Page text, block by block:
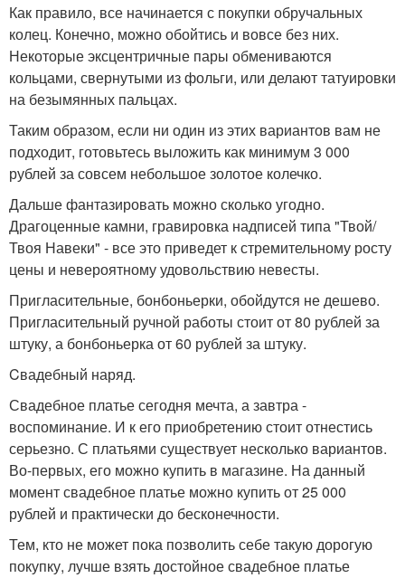
Как правило, все начинается с покупки обручальных
колец. Конечно, можно обойтись и вовсе без них.
Некоторые эксцентричные пары обмениваются
кольцами, свернутыми из фольги, или делают татуировки
на безымянных пальцах.
Таким образом, если ни один из этих вариантов вам не
подходит, готовьтесь выложить как минимум 3 000
рублей за совсем небольшое золотое колечко.
Дальше фантазировать можно сколько угодно.
Драгоценные камни, гравировка надписей типа "Твой/
Твоя Навеки" - все это приведет к стремительному росту
цены и невероятному удовольствию невесты.
Пригласительные, бонбоньерки, обойдутся не дешево.
Пригласительный ручной работы стоит от 80 рублей за
штуку, а бонбоньерка от 60 рублей за штуку.
Cвадебный наряд.
Свадебное платье сегодня мечта, а завтра -
воспоминание. И к его приобретению стоит отнестись
серьезно. С платьями существует несколько вариантов.
Во-первых, его можно купить в магазине. На данный
момент свадебное платье можно купить от 25 000
рублей и практически до бесконечности.
Тем, кто не может пока позволить себе такую дорогую
покупку, лучше взять достойное свадебное платье